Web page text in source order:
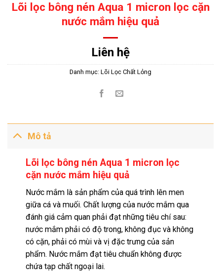
Lõi lọc bông nén Aqua 1 micron lọc cặn
nước mắm hiệu quả
Liên hệ
Danh mục: Lõi Lọc Chất Lỏng
Mô tả
Lõi lọc bông nén Aqua 1 micron lọc
cặn nước mắm hiệu quả
Nước mắm là sản phẩm của quá trình lên men
giữa cá và muối. Chất lượng của nước mắm qua
đánh giá cảm quan phải đạt những tiêu chí sau:
nước mắm phải có độ trong, không đục và không
có cặn, phải có mùi và vị đặc trưng của sản
phẩm. Nước mắm đạt tiêu chuẩn không được
chứa tạp chất ngoại lai.